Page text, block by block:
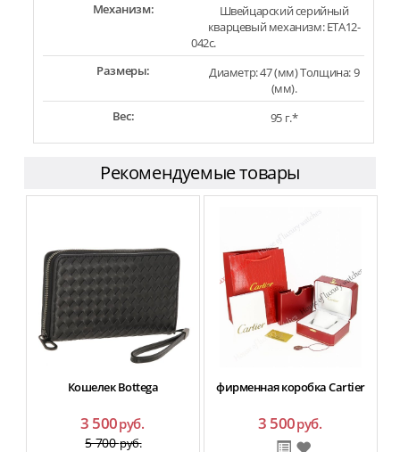
Механизм:
Швейцарский серийный
кварцевый механизм: ETA12-
042c.
Размеры:
Диаметр: 47 (мм) Толщина: 9
(мм).
Вес:
95 г.*
Рекомендуемые товары
Кошелек Bottega
3 500руб.
5 700руб.
фирменная коробка Cartier
3 500руб.